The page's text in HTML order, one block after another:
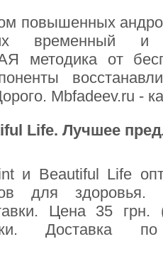
повышенных
временный
методика от
Mbfadeev.ru -
Life. Лучшее
и Beautiful Life
для здоровья.
Цена 35
Доставка